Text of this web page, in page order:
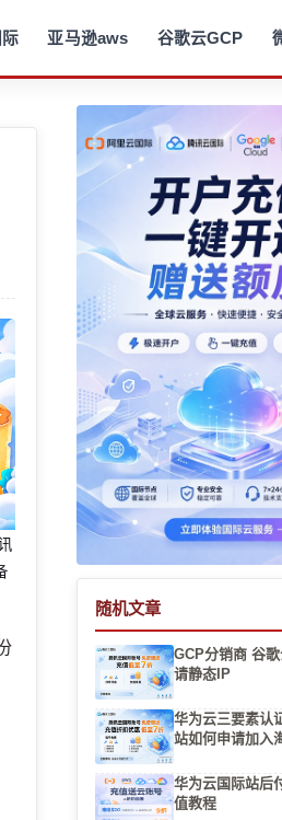
亚马逊aws 谷歌云GCP
随机文章
GCP分销商 谷
请静态IP
华为云三要素认
站如何申请加入
华为云国际站后
值教程